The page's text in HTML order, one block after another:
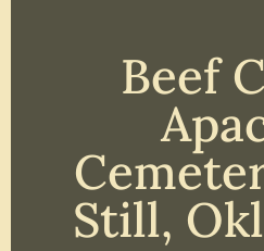
Beef
Still,